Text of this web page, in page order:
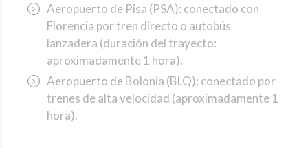
Aeropuerto de Pisa (PSA): conectado con
Florencia por tren directo o autobús
lanzadera (duración del trayecto:
aproximadamente 1 hora).
Aeropuerto de Bolonia (BLQ): conectado por
trenes de alta velocidad (aproximadamente 1
hora).